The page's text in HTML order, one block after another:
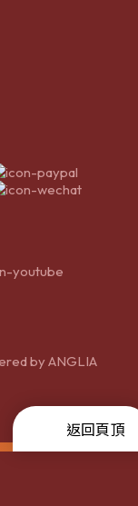
byANGLIA
返回頁頂